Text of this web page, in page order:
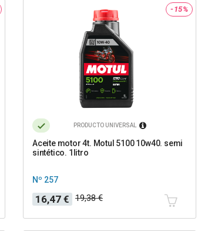
-15%
PRODUCTO UNIVERSAL
Aceite motor 4t. Motul 5100 10w40. semi
sintético. 1litro
Nº 257
Precio
16,47 €
Precio
base
19,38 €